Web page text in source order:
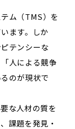
ム（TMS）を
ます。しか
テンシーな
人による競争
のが現状で
な人材の質を
課題を発見・